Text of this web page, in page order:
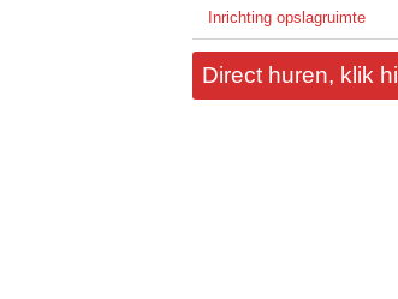
Inrichting opslagruimte
Direct huren, klik